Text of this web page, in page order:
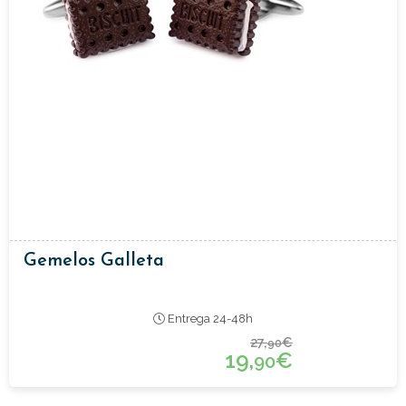
Gemelos Galleta
Entrega 24-48h
27,90€
19,90€